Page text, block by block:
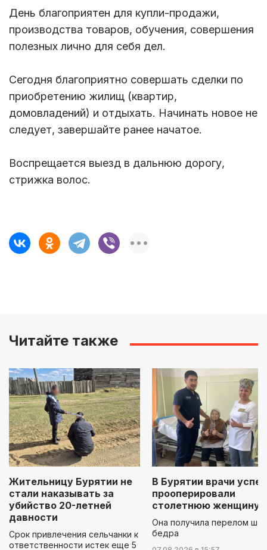
День благоприятен для купли-продажи,
производства товаров, обучения, совершения
полезных лично для себя дел.
Сегодня благоприятно совершать сделки по
приобретению жилищ (квартир,
домовладений) и отдыхать. Начинать новое не
следует, завершайте ранее начатое.
Воспрещается выезд в дальнюю дорогу,
стрижка волос.
Читайте также
Жительницу Бурятии не
стали наказывать за
убийство 20-летней
давности
Срок привлечения сельчанки к
ответственности истек еще 5
В Бурятии врачи
прооперировали
столетнюю женщину
Она получила перелом
бедра